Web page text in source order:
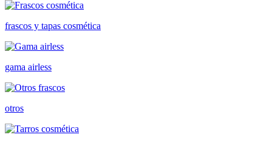
frascos y tapas cosmética
gama airless
otros